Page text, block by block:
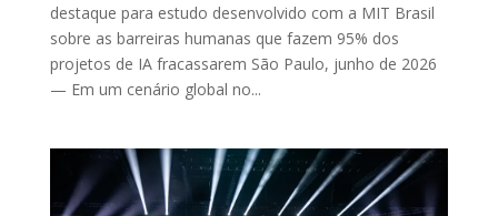
destaque para estudo desenvolvido com a MIT Brasil
sobre as barreiras humanas que fazem 95% dos
projetos de IA fracassarem São Paulo, junho de 2026
— Em um cenário global no...